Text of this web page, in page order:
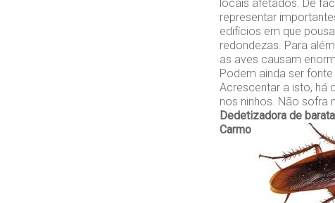
locais afetados. De
representar
edifícios em que
redondezas. Para
as aves causam
Podem ainda ser
Acrescentar a isto, há
nos ninhos. Não sofra
Dedetizadora de
Carmo